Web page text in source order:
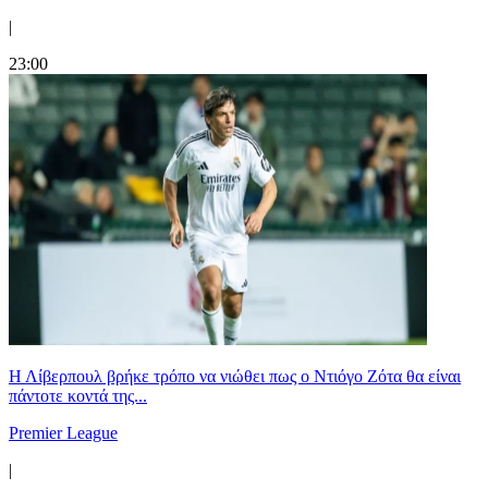
|
23:00
Η Λίβερπουλ βρήκε τρόπο να νιώθει πως ο Ντιόγο Ζότα θα είναι
πάντοτε κοντά της...
Premier League
|